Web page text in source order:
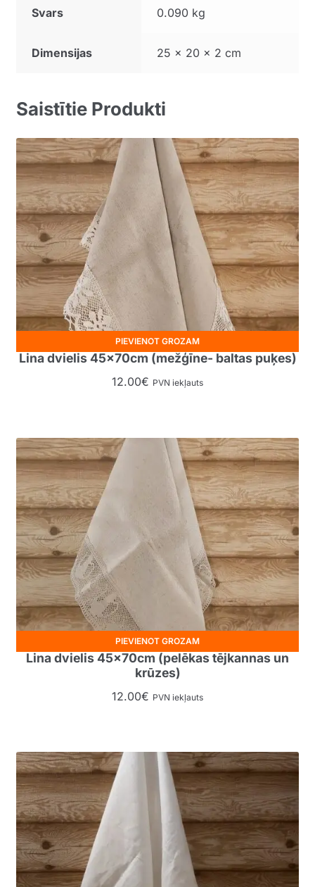
Svars 0.090 kg
Dimensijas 25 × 20 × 2 cm
Saistītie Produkti
Lina dvielis 45x70cm (mežģīne- baltas puķes)
12.00€ PVN iekļauts
PIEVIENOT GROZAM
Lina dvielis 45x70cm (pelēkas tējkannas un
krūzes)
12.00€ PVN iekļauts
PIEVIENOT GROZAM